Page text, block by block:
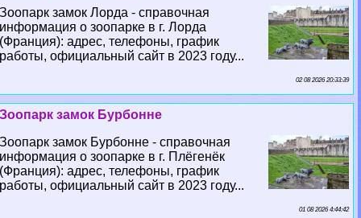
Зоопарк замок Лорда - справочная
информация о зоопарке в г. Лорда
(Франция): адрес, телефоны, график
работы, официальный сайт в 2023 году...
02 08 2026 20:33:39
Зоопарк замок Бурбонне
Зоопарк замок Бурбонне - справочная
информация о зоопарке в г. Плёгенёк
(Франция): адрес, телефоны, график
работы, официальный сайт в 2023 году...
01 08 2026 4:44:42